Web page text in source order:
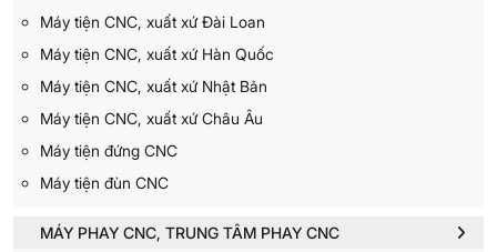
Máy tiện CNC, xuất xứ Đài Loan
Máy tiện CNC, xuất xứ Hàn Quốc
Máy tiện CNC, xuất xứ Nhật Bản
Máy tiện CNC, xuất xứ Châu Âu
Máy tiện đứng CNC
Máy tiện đùn CNC
MÁY PHAY CNC, TRUNG TÂM PHAY CNC